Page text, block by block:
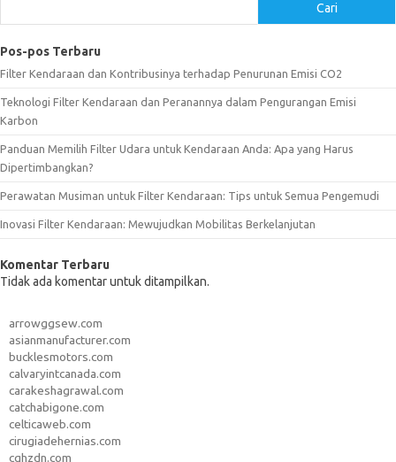
Cari
Pos-pos Terbaru
Filter Kendaraan dan Kontribusinya terhadap Penurunan Emisi CO2
Teknologi Filter Kendaraan dan Peranannya dalam Pengurangan Emisi
Karbon
Panduan Memilih Filter Udara untuk Kendaraan Anda: Apa yang Harus
Dipertimbangkan?
Perawatan Musiman untuk Filter Kendaraan: Tips untuk Semua Pengemudi
Inovasi Filter Kendaraan: Mewujudkan Mobilitas Berkelanjutan
Komentar Terbaru
Tidak ada komentar untuk ditampilkan.
arrowggsew.com
asianmanufacturer.com
bucklesmotors.com
calvaryintcanada.com
carakeshagrawal.com
catchabigone.com
celticaweb.com
cirugiadehernias.com
cqhzdn.com